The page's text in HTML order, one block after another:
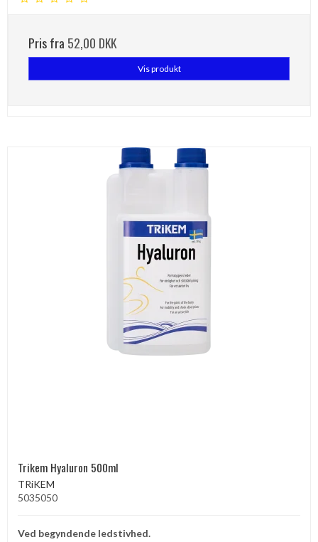
Pris fra 52,00 DKK
Vis produkt
Trikem Hyaluron 500ml
TRiKEM
5035050
Ved begyndende ​​ledstivhed.